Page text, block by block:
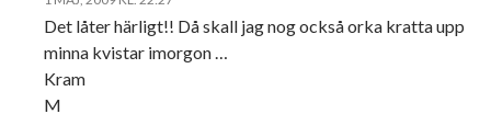
Det låter härligt!! Då skall jag nog också orka kratta upp
minna kvistar imorgon …
Kram
M